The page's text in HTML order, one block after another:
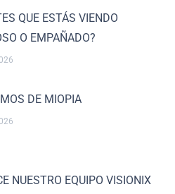
QUE ESTÁS VIENDO
O EMPAÑADO?
DE MIOPIA
NUESTRO EQUIPO VISIONIX